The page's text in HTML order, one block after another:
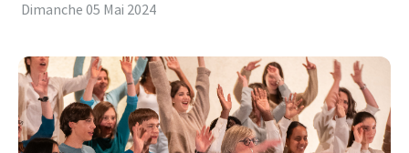
Dimanche 05 Mai 2024